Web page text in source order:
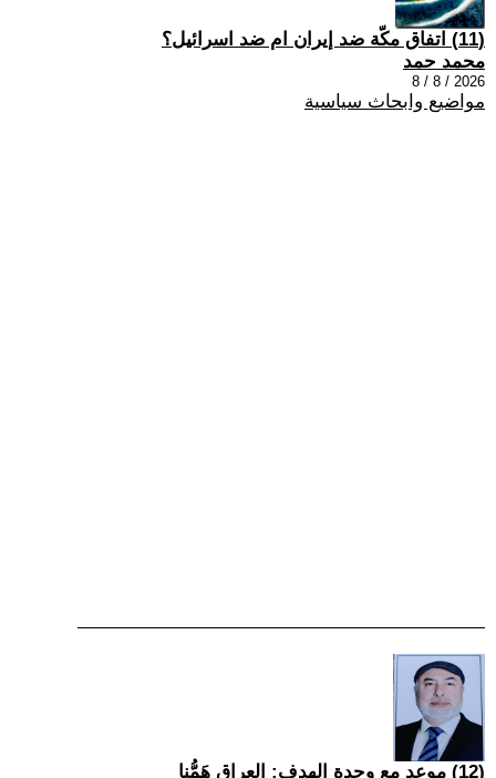
(11) اتفاق مكّة ضد إيران ام ضد اسرائيل؟
محمد حمد
2026 / 8 / 8
مواضيع وابحاث سياسية
(12) موعد مع وحدة الهدف: العراق هَمُّنا